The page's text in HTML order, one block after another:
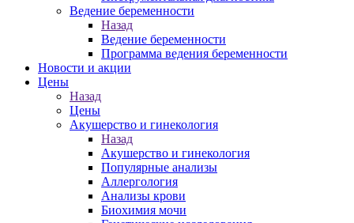
Ведение беременности
Назад
Ведение беременности
Программа ведения беременности
Новости и акции
Цены
Назад
Цены
Акушерство и гинекология
Назад
Акушерство и гинекология
Популярные анализы
Аллергология
Анализы крови
Биохимия мочи